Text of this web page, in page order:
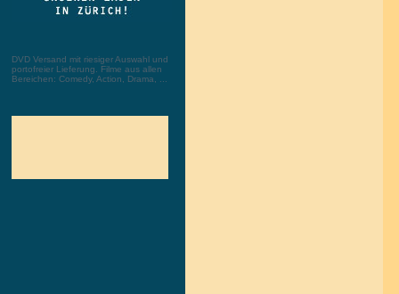
DVD Versand mit riesiger Auswahl und
portofreier Lieferung. Filme aus allen
Bereichen: Comedy, Action, Drama, ...